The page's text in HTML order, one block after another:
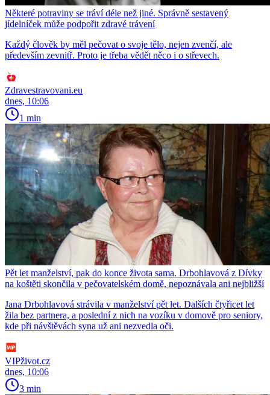
Některé potraviny se tráví déle než jiné. Správně sestavený
jídelníček může podpořit zdravé trávení
Každý člověk by měl pečovat o svoje tělo, nejen zvenčí, ale
především zevnitř. Proto je třeba vědět něco i o střevech.
Zdravestravovani.eu
dnes, 10:06
1 min
Pět let manželství, pak do konce života sama. Drbohlavová z Dívky
na koštěti skončila v pečovatelském domě, nepoznávala ani nejbližší
Jana Drbohlavová strávila v manželství pět let. Dalších čtyřicet let
žila bez partnera, a poslední z nich na vozíku v domově pro seniory,
kde při návštěvách syna už ani nezvedla oči.
VIPživot.cz
dnes, 10:06
3 min